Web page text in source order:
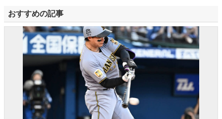
おすすめの記事